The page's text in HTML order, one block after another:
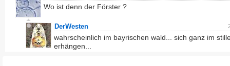
Wo ist denn der Förster ?
DerWesten
wahrscheinlich im bayrischen wald... sich ganz im
erhängen...